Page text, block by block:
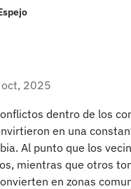
2025
dentro de los
en una
Al punto que los
mientras que otros
en zonas